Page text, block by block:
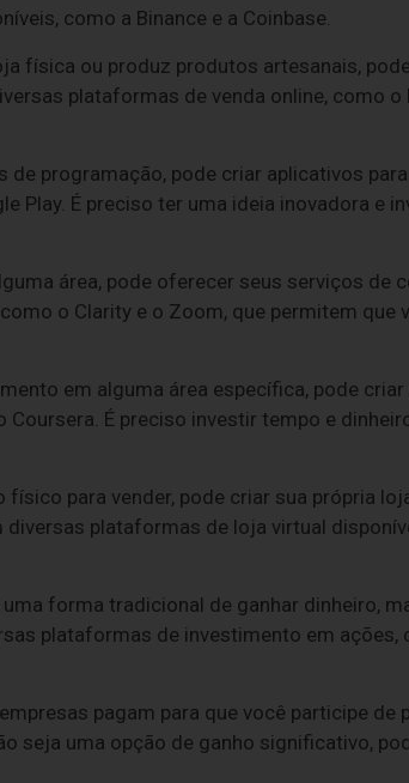
como a Binance e a Coinbase.
física ou produz produtos artesanais,
plataformas de venda online, como o
de programação, pode criar aplicativos
Play. É preciso ter uma ideia inovadora e
área, pode oferecer seus serviços de
o Clarity e o Zoom, que permitem que
em alguma área específica, pode
É preciso investir tempo e
físico para vender, pode criar sua própria
plataformas de loja virtual
forma tradicional de ganhar dinheiro,
plataformas de investimento em ações,
pagam para que você participe de
seja uma opção de ganho significativo,